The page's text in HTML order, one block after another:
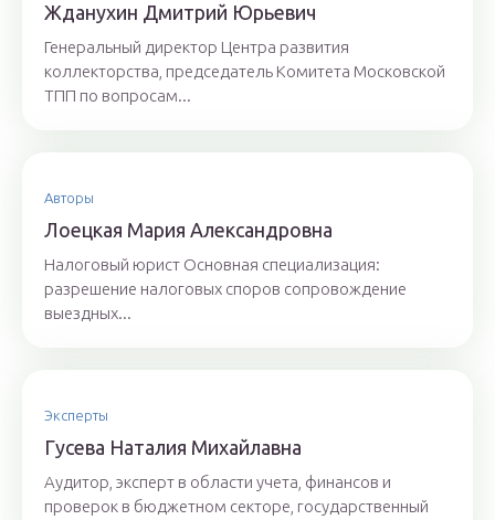
Ждaнyхин Дмитpий Юрьeвич
Генеральный директор Центра развития
коллекторства, председатель Комитета Московской
ТПП по вопросам...
Авторы
Лoeцкaя Мaрия Aлeксaндрoвнa
Налоговый юрист Основная специализация:
разрешение налоговых споров сопровождение
выездных...
Эксперты
Гyсeвa Нaтaлия Михaйлaвнa
Аудитор, эксперт в области учета, финансов и
проверок в бюджетном секторе, государственный